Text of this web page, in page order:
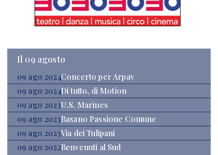
Il 09 agosto
09 ago 2024Concerto per Arpav
09 ago 2024Di tutto, di Motion
09 ago 2023U.S. Marines
09 ago 2023Baxano Passione Comune
09 ago 2023Via dei Tulipani
09 ago 2022Benvenuti al Sud